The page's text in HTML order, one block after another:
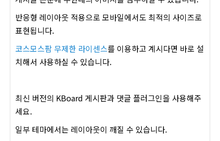
반응형 레이아웃 적용으로 모바일에서도 최적의 사이즈로
표현됩니다.
코스모스팜 무제한 라이센스를 이용하고 계시다면 바로 설
치해서 사용하실 수 있습니다.
최신 버전의 KBoard 게시판과 댓글 플러그인을 사용해주
세요.
일부 테마에서는 레이아웃이 깨질 수 있습니다.